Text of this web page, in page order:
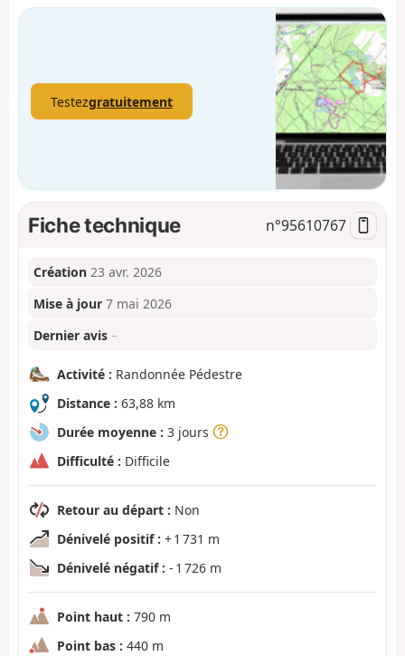
Testezgratuitement
Fiche technique n°95610767
Création 23 avr. 2026
Mise à jour 7 mai 2026
Dernier avis –
Activité : Randonnée Pédestre
Distance : 63,88 km
Durée moyenne : 3 jours
Difficulté : Difficile
Retour au départ : Non
Dénivelé positif : + 1 731 m
Dénivelé négatif : - 1 726 m
Point haut : 790 m
Point bas : 440 m